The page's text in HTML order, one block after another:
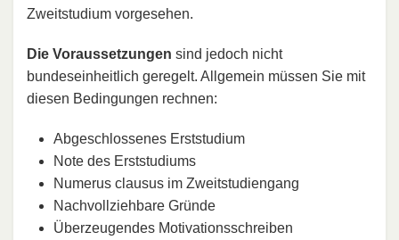
Zweitstudium vorgesehen.
Die Voraussetzungen sind jedoch nicht
bundeseinheitlich geregelt. Allgemein müssen Sie mit
diesen Bedingungen rechnen:
Abgeschlossenes Erststudium
Note des Erststudiums
Numerus clausus im Zweitstudiengang
Nachvollziehbare Gründe
Überzeugendes Motivationsschreiben